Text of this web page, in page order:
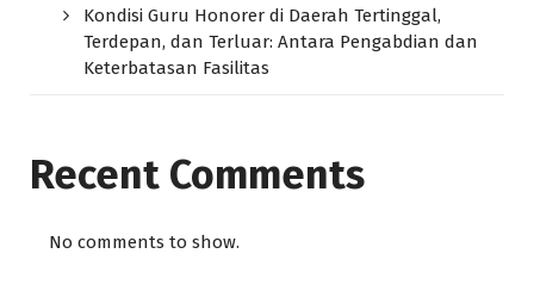
Kondisi Guru Honorer di Daerah Tertinggal,
Terdepan, dan Terluar: Antara Pengabdian dan
Keterbatasan Fasilitas
Recent Comments
No comments to show.